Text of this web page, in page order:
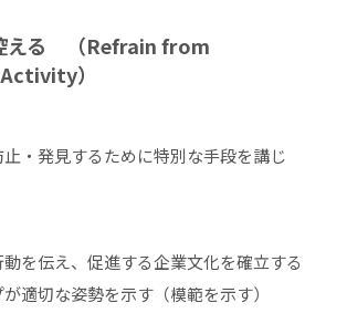
える （Refrain from
）
・発見するために特別な手段を講じ
を伝え、促進する企業文化を確立する
適切な姿勢を示す（模範を示す）